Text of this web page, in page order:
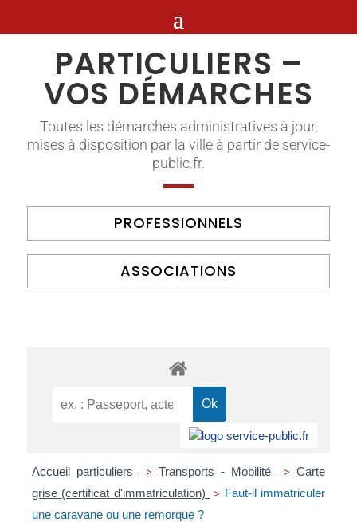
PARTICULIERS –
VOS DÉMARCHES
Toutes les démarches administratives à jour,
mises à disposition par la ville à partir de service-
public.fr.
PROFESSIONNELS
ASSOCIATIONS
Accueil particuliers > Transports - Mobilité > Carte
grise (certificat d'immatriculation)
> Faut-il immatriculer
une caravane ou une remorque ?